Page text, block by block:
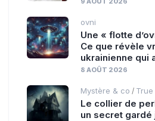
ovni
Une « flotte
Ce que révèle
ukrainienne qui
8 AOÛT 2026
Mystère & co / True
Le collier de
un secret gardé